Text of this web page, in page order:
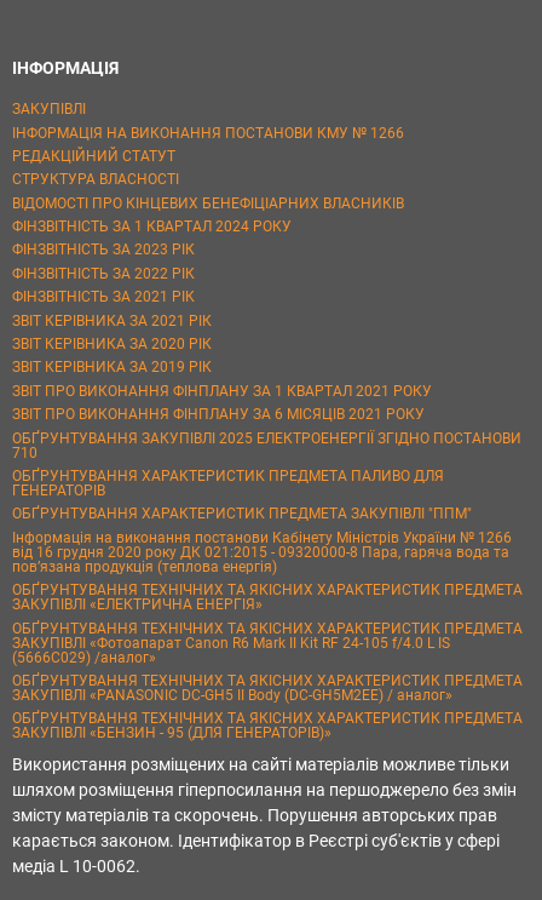
ІНФОРМАЦІЯ
ЗАКУПІВЛІ
ІНФОРМАЦІЯ НА ВИКОНАННЯ ПОСТАНОВИ КМУ № 1266
РЕДАКЦІЙНИЙ СТАТУТ
СТРУКТУРА ВЛАСНОСТІ
ВІДОМОСТІ ПРО КІНЦЕВИХ БЕНЕФІЦІАРНИХ ВЛАСНИКІВ
ФІНЗВІТНІСТЬ ЗА 1 КВАРТАЛ 2024 РОКУ
ФІНЗВІТНІСТЬ ЗА 2023 РІК
ФІНЗВІТНІСТЬ ЗА 2022 РІК
ФІНЗВІТНІСТЬ ЗА 2021 РІК
ЗВІТ КЕРІВНИКА ЗА 2021 РІК
ЗВІТ КЕРІВНИКА ЗА 2020 РІК
ЗВІТ КЕРІВНИКА ЗА 2019 РІК
ЗВІТ ПРО ВИКОНАННЯ ФІНПЛАНУ ЗА 1 КВАРТАЛ 2021 РОКУ
ЗВІТ ПРО ВИКОНАННЯ ФІНПЛАНУ ЗА 6 МІСЯЦІВ 2021 РОКУ
ОБҐРУНТУВАННЯ ЗАКУПІВЛІ 2025 ЕЛЕКТРОЕНЕРГІЇ ЗГІДНО ПОСТАНОВИ
710
ОБҐРУНТУВАННЯ ХАРАКТЕРИСТИК ПРЕДМЕТА ПАЛИВО ДЛЯ
ГЕНЕРАТОРІВ
ОБҐРУНТУВАННЯ ХАРАКТЕРИСТИК ПРЕДМЕТА ЗАКУПІВЛІ "ППМ"
Інформація на виконання постанови Кабінету Міністрів України № 1266
від 16 грудня 2020 року ДК 021:2015 - 09320000-8 Пара, гаряча вода та
пов’язана продукція (теплова енергія)
ОБҐРУНТУВАННЯ ТЕХНІЧНИХ ТА ЯКІСНИХ ХАРАКТЕРИСТИК ПРЕДМЕТА
ЗАКУПІВЛІ «ЕЛЕКТРИЧНА ЕНЕРГІЯ»
ОБҐРУНТУВАННЯ ТЕХНІЧНИХ ТА ЯКІСНИХ ХАРАКТЕРИСТИК ПРЕДМЕТА
ЗАКУПІВЛІ «Фотоапарат Canon R6 Mark II Kit RF 24-105 f/4.0 L IS
(5666C029) /аналог»
ОБҐРУНТУВАННЯ ТЕХНІЧНИХ ТА ЯКІСНИХ ХАРАКТЕРИСТИК ПРЕДМЕТА
ЗАКУПІВЛІ «PANASONIC DC-GH5 II Body (DC-GH5M2EE) / аналог»
ОБҐРУНТУВАННЯ ТЕХНІЧНИХ ТА ЯКІСНИХ ХАРАКТЕРИСТИК ПРЕДМЕТА
ЗАКУПІВЛІ «БЕНЗИН - 95 (ДЛЯ ГЕНЕРАТОРІВ)»
Використання розміщених на сайті матеріалів можливе тільки
шляхом розміщення гіперпосилання на першоджерело без змін
змісту матеріалів та скорочень. Порушення авторських прав
карається законом. Ідентифікатор в Реєстрі суб'єктів у сфері
медіа L 10-0062.